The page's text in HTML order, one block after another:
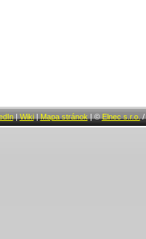
| Wiki| Mapa stránok | © Elnec s.r.o. /